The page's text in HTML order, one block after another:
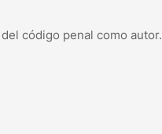
código penal como autor.